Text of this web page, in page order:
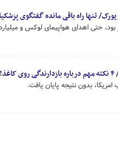
تنها راه باقی مانده گفتگوی
بود، حتی اهدای هواپیمای لوکس و
بدون نتیجه پایان یافت.